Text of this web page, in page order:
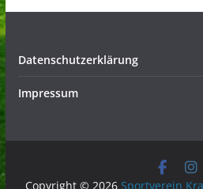
Datenschutzerklärung
Impressum
Copyright © 2026 Sportverein